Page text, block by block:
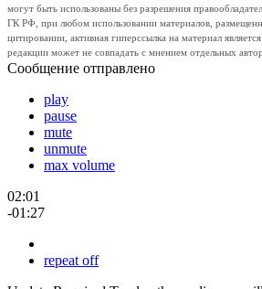
могут быть использованы без разрешения
ГК РФ, при любом использовании материалов,
цитировании, активная гиперссылка на материал
редакции может не совпадать с мнением отдельных
Сообщение отправлено
play
pause
mute
unmute
max volume
02:01
-01:27
repeat off